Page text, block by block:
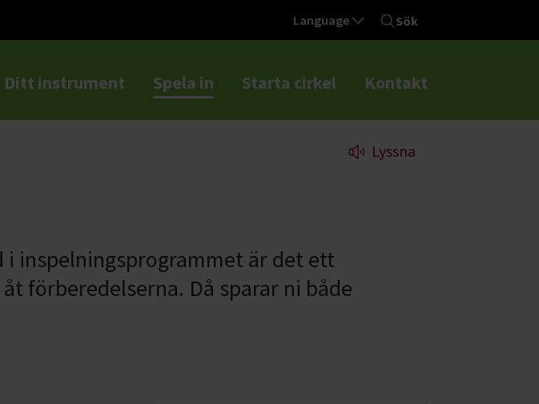
Language Sök
Ditt instrument Spela in Starta cirkel Kontakt
Lyssna
inspelningsprogrammet är det ett
förberedelserna. Då sparar ni både